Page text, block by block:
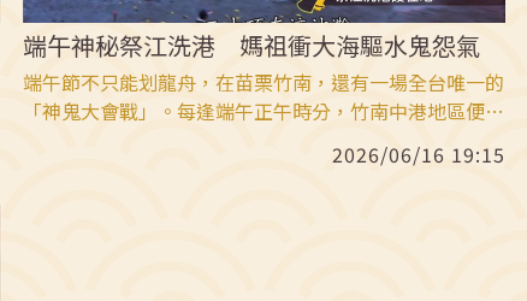
端午神秘祭江洗港 媽祖衝大海驅水鬼怨氣
端午節不只能划龍舟，在苗栗竹南，還有一場全台唯一的
「神鬼大會戰」。每逢端午正午時分，竹南中港地區便會
2009年就被登錄為苗栗縣民俗無形文化資產的百年傳
2026/06/16 19:15